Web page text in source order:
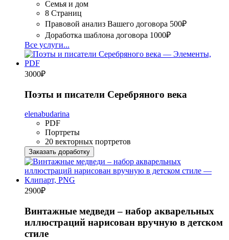
Семья и дом
8 Страниц
Правовой анализ Вашего договора 500₽
Доработка шаблона договора 1000₽
Все услуги...
3000₽
Поэты и писатели Серебряного века
elenabudarina
PDF
Портреты
20 векторных портретов
Заказать доработку
2900₽
Винтажные медведи – набор акварельных
иллюстраций нарисован вручную в детском
стиле